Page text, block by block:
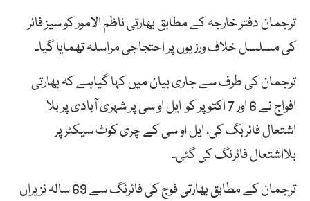
ترجمان دفتر خارجہ کے مطابق بھارتی ناظم الامور کو سیز فائر
کی مسلسل خلاف ورزیوں پر احتجاجی مراسلہ تھمایا گیا۔
ترجمان کی طرف سے جاری بیان میں کہا گیاہے کہ بھارتی
افواج نے 6 اور 7 اکتوپر کو ایل او سی پر شہری آبادی پر بلا
اشتعال فائربگ کی، ایل او سی کے چری کوٹ سیکٹر پر
بلااشتعال فائرنگ کی گئی۔
ترجمان کے مطابق بھارتی فوج کی فائرنگ سے 69 سالہ نزیراں